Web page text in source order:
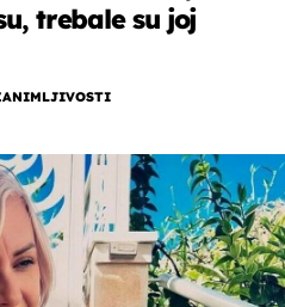
trebale su joj
OBAVIJESTI